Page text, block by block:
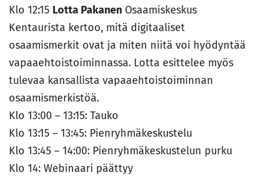
Klo 12:15 Lotta Pakanen Osaamiskeskus
Kentaurista kertoo, mitä digitaaliset
osaamismerkit ovat ja miten niitä voi hyödyntää
vapaaehtoistoiminnassa. Lotta esittelee myös
tulevaa kansallista vapaaehtoistoiminnan
osaamismerkistöä.
Klo 13:00 – 13:15: Tauko
Klo 13:15 – 13:45: Pienryhmäkeskustelu
Klo 13:45 – 14:00: Pienryhmäkeskustelun purku
Klo 14: Webinaari päättyy